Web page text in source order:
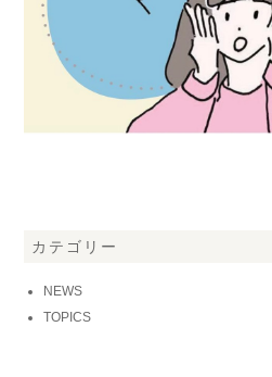
カテゴリー
NEWS
TOPICS